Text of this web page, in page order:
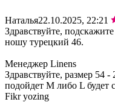
Наталья22.10.2025, 22:21
Здравствуйте,
ношу турецкий 46.
Менеджер Linens
Здравствуйте, размер 54
подойдет M либо L будет
Fikr yozing